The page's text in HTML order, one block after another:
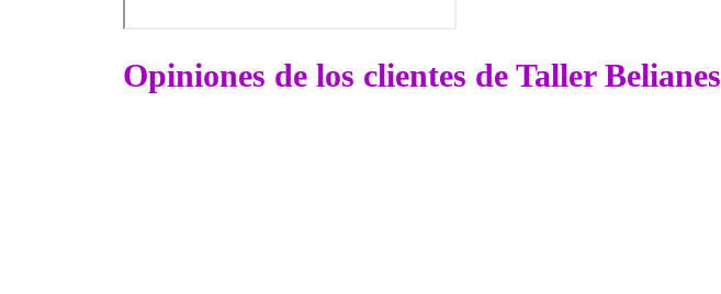
Opiniones de los clientes de Taller Belianes